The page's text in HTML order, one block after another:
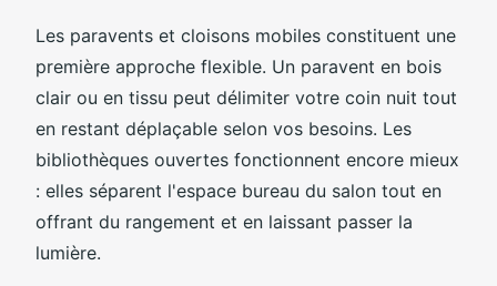
Les paravents et cloisons mobiles constituent une
première approche flexible. Un paravent en bois
clair ou en tissu peut délimiter votre coin nuit tout
en restant déplaçable selon vos besoins. Les
bibliothèques ouvertes fonctionnent encore mieux
: elles séparent l'espace bureau du salon tout en
offrant du rangement et en laissant passer la
lumière.